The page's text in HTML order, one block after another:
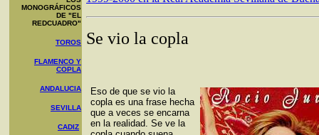
MONOGRÁFICOS
DE "EL
REDCUADRO"
TOROS
FLAMENCO Y
COPLA
ANDALUCIA
SEVILLA
CADIZ
Se vio la copla
Eso de que se vio la
copla es una frase hecha
que a veces se encarna
en la realidad. Se ve la